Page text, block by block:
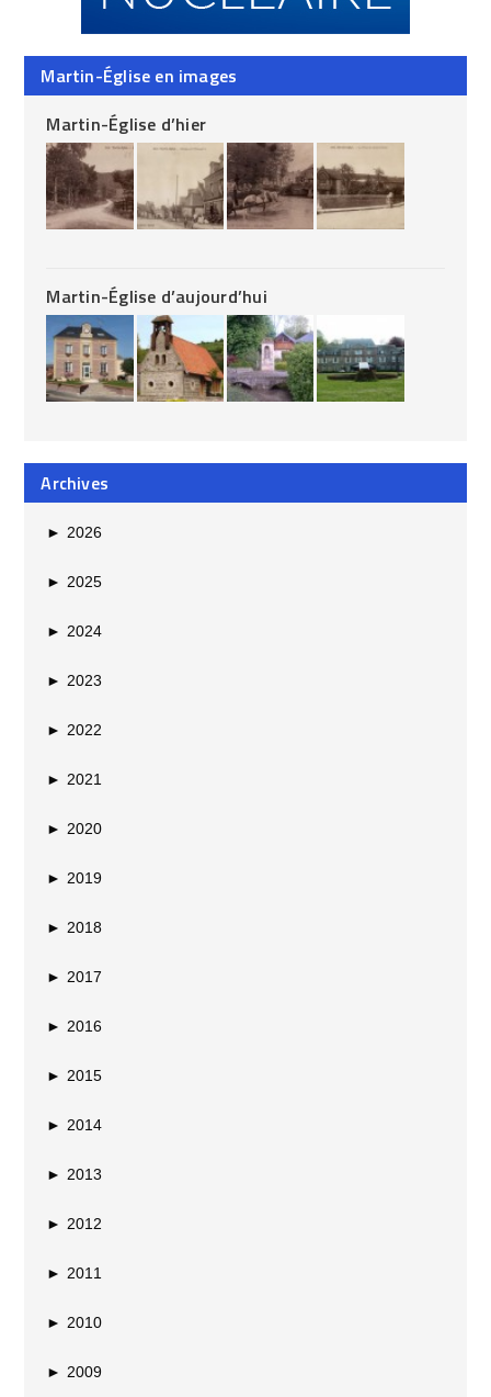
Martin-Église en images
Martin-Église d’hier
Martin-Église d’aujourd’hui
Archives
► 2026
► 2025
► 2024
► 2023
► 2022
► 2021
► 2020
► 2019
► 2018
► 2017
► 2016
► 2015
► 2014
► 2013
► 2012
► 2011
► 2010
► 2009